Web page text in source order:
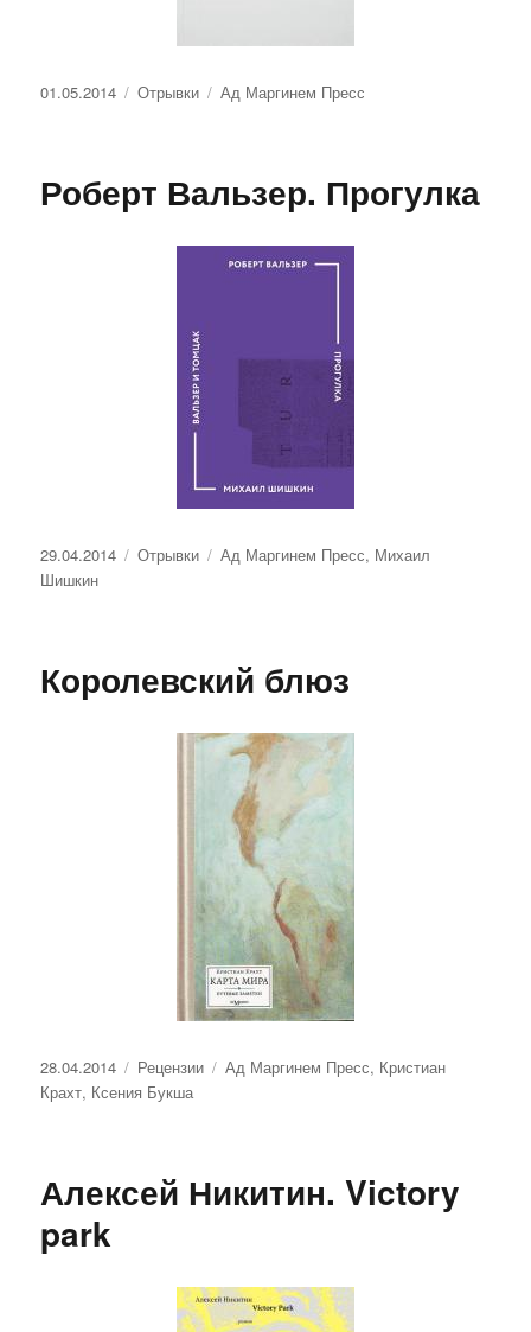
Опубликовано
01.05.2014 Рубрики
Отрывки Метки
Ад Маргинем Пресс
Роберт Вальзер. Прогулка
Опубликовано
29.04.2014 Рубрики
Отрывки Метки
Ад Маргинем Пресс, Михаил
Шишкин
Королевский блюз
Опубликовано
28.04.2014 Рубрики
Рецензии Метки
Ад Маргинем Пресс, Кристиан
Крахт, Ксения Букша
Алексей Никитин. Victory
park